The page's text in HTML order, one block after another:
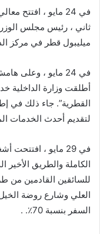
في 24 مايو ،
ميليبول قطر في مركز
أطلقت وزارة الداخلية
القطرية”. جاء ذلك في
لتقديم أحدث الخدمات
في 29 مايو ،
الكاملة والطريق
للسائقين القادمين من
العلي وشارع روضة
السفر بنسبة 70٪. .